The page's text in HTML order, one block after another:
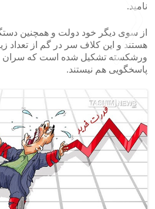
نامید.
از سوی دیگر خود دولت و همچنین
هستند و این کلاف سر در گم از تعداد
ورشکسته تشکیل شده است که سران
پاسخگویی هم نیستند.